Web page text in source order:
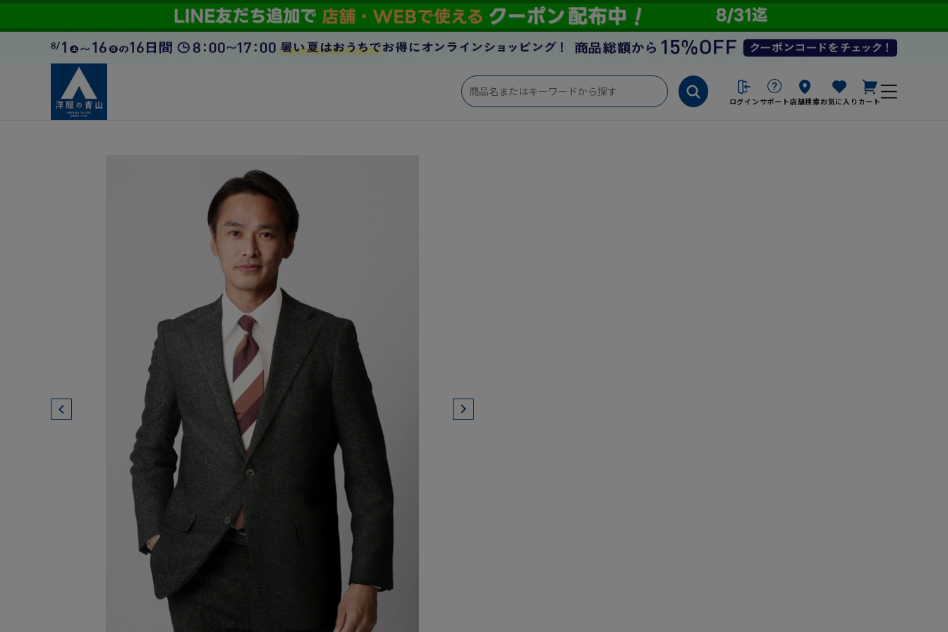
ログイン サポート店舗検索お気に入り カート